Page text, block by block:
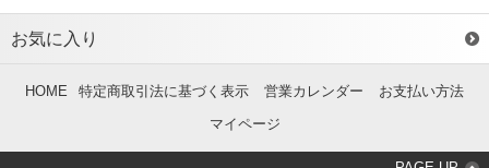
お気に入り
HOME 特定商取引法に基づく表示 営業カレンダー
お支払い方法
マイページ